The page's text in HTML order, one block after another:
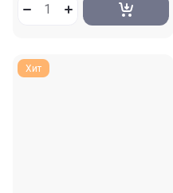
Хит